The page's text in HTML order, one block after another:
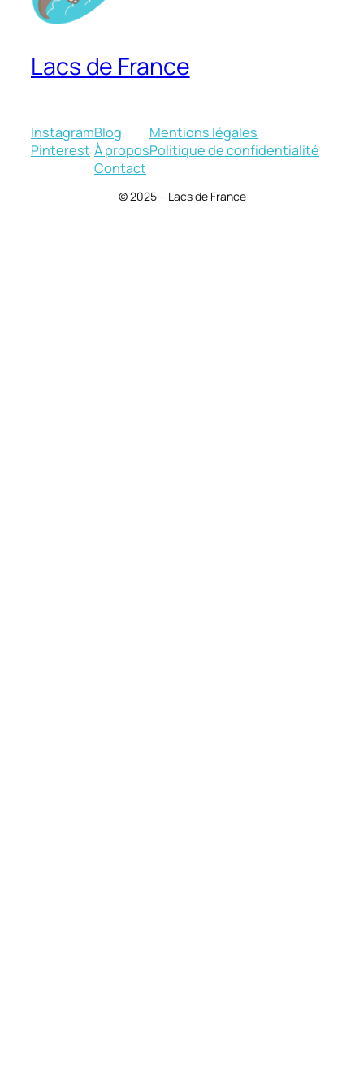
Lacs de France
Instagram
Pinterest
Blog
À propos
Contact
Mentions légales
Politique de confidentialité
© 2025 – Lacs de France